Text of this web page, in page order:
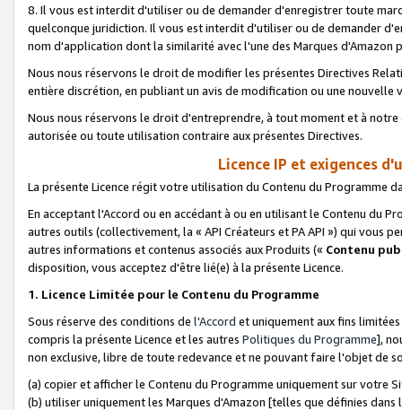
8. Il vous est interdit d'utiliser ou de demander d'enregistrer toute
quelconque juridiction. Il vous est interdit d'utiliser ou de demander
nom d'application dont la similarité avec l'une des Marques
Nous nous réservons le droit de modifier les présentes Directives
entière discrétion, en publiant un avis de modification ou une nouvelle
Nous nous réservons le droit d'entreprendre, à tout moment et à
autorisée ou toute utilisation contraire aux présentes Directives.
Licence IP et exigences
La présente Licence régit votre utilisation du Contenu du Programme
En acceptant l'Accord ou en accédant à ou en utilisant le Contenu du
autres outils (collectivement, la « API Créateurs et PA API ») qui vous
autres informations et contenus associés aux Produits (« Contenu
disposition, vous acceptez d'être lié(e) à la présente Licence.
1. Licence Limitée pour le Contenu du Programme
Sous réserve des conditions de l'Accord et uniquement aux fins
compris la présente Licence et les autres Politiques du Programme],
non exclusive, libre de toute redevance et ne pouvant faire l'objet de
(a) copier et afficher le Contenu du Programme uniquement sur votre
(b) utiliser uniquement les Marques d'Amazon [telles que définies dans